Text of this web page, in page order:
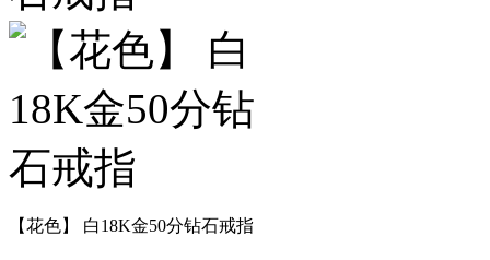
【花色】 白18K金50分钻石戒指